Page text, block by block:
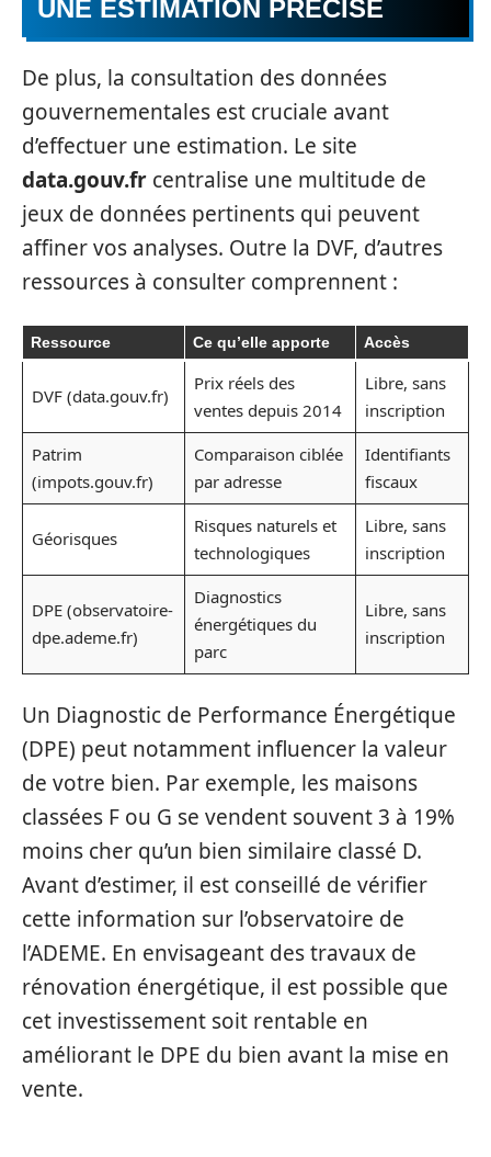
UNE ESTIMATION PRÉCISE
De plus, la consultation des données
gouvernementales est cruciale avant
d’effectuer une estimation. Le site
data.gouv.fr centralise une multitude de
jeux de données pertinents qui peuvent
affiner vos analyses. Outre la DVF, d’autres
ressources à consulter comprennent :
Ressource Ce qu’elle apporte Accès
DVF (data.gouv.fr)
Prix réels des
ventes depuis 2014
Libre, sans
inscription
Patrim
(impots.gouv.fr)
Comparaison ciblée
par adresse
Identifiants
fiscaux
Géorisques
Risques naturels et
technologiques
Libre, sans
inscription
DPE (observatoire-
dpe.ademe.fr)
Diagnostics
énergétiques du
parc
Libre, sans
inscription
Un Diagnostic de Performance Énergétique
(DPE) peut notamment influencer la valeur
de votre bien. Par exemple, les maisons
classées F ou G se vendent souvent 3 à 19%
moins cher qu’un bien similaire classé D.
Avant d’estimer, il est conseillé de vérifier
cette information sur l’observatoire de
l’ADEME. En envisageant des travaux de
rénovation énergétique, il est possible que
cet investissement soit rentable en
améliorant le DPE du bien avant la mise en
vente.